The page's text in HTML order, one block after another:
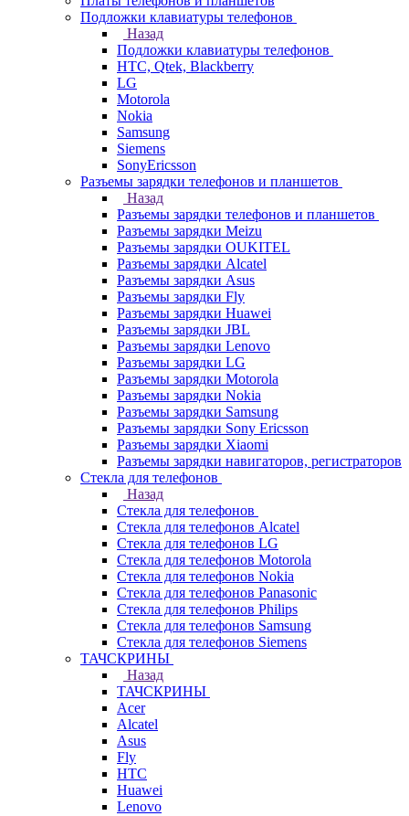
Подложки клавиатуры телефонов
Назад
Подложки клавиатуры телефонов
HTC, Qtek, Blackberry
LG
Motorola
Nokia
Samsung
Siemens
SonyEricsson
Разъемы зарядки телефонов и планшетов
Назад
Разъемы зарядки телефонов и планшетов
Разъемы зарядки Meizu
Разъемы зарядки OUKITEL
Разъемы зарядки Alcatel
Разъемы зарядки Asus
Разъемы зарядки Fly
Разъемы зарядки Huawei
Разъемы зарядки JBL
Разъемы зарядки Lenovo
Разъемы зарядки LG
Разъемы зарядки Motorola
Разъемы зарядки Nokia
Разъемы зарядки Samsung
Разъемы зарядки Sony Ericsson
Разъемы зарядки Xiaomi
Разъемы зарядки навигаторов, регистраторов
Стекла для телефонов
Назад
Стекла для телефонов
Стекла для телефонов Alcatel
Стекла для телефонов LG
Стекла для телефонов Motorola
Стекла для телефонов Nokia
Стекла для телефонов Panasonic
Стекла для телефонов Philips
Стекла для телефонов Samsung
Стекла для телефонов Siemens
ТАЧСКРИНЫ
Назад
ТАЧСКРИНЫ
Acer
Alcatel
Asus
Fly
HTC
Huawei
Lenovo